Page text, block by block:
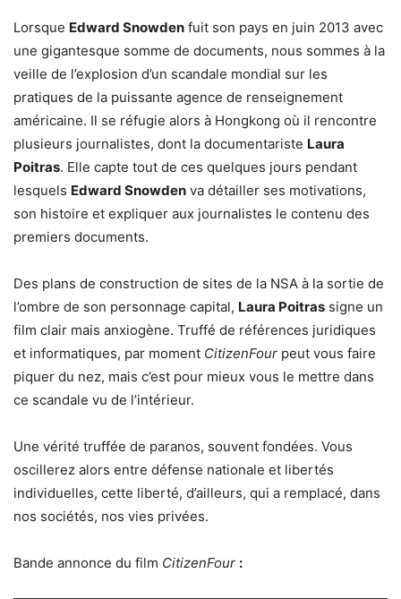
Lorsque Edward Snowden fuit son pays en juin 2013 avec
une gigantesque somme de documents, nous sommes à la
veille de l’explosion d’un scandale mondial sur les
pratiques de la puissante agence de renseignement
américaine. Il se réfugie alors à Hongkong où il rencontre
plusieurs journalistes, dont la documentariste Laura
Poitras. Elle capte tout de ces quelques jours pendant
lesquels Edward Snowden va détailler ses motivations,
son histoire et expliquer aux journalistes le contenu des
premiers documents.
Des plans de construction de sites de la NSA à la sortie de
l’ombre de son personnage capital, Laura Poitras signe un
film clair mais anxiogène. Truffé de références juridiques
et informatiques, par moment CitizenFour peut vous faire
piquer du nez, mais c’est pour mieux vous le mettre dans
ce scandale vu de l’intérieur.
Une vérité truffée de paranos, souvent fondées. Vous
oscillerez alors entre défense nationale et libertés
individuelles, cette liberté, d’ailleurs, qui a remplacé, dans
nos sociétés, nos vies privées.
Bande annonce du film CitizenFour :